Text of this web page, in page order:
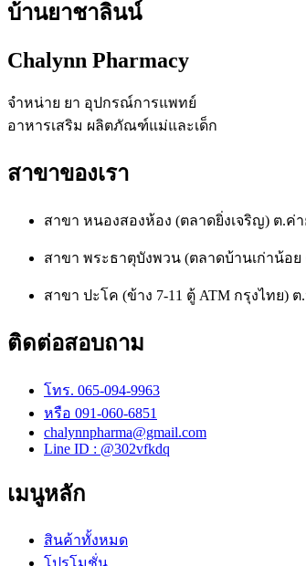
บ้านยาชาลินน์
Chalynn Pharmacy
จำหน่าย ยา อุปกรณ์การแพทย์
อาหารเสริม ผลิตภัณฑ์แม่และเด็ก
สาขาของเรา
สาขา หนองสองห้อง (ตลาดยิ่งเจริญ) ต.ค่
สาขา พระธาตุบังพวน (ตลาดบ้านเก่าน้อ
สาขา ปะโค (ข้าง 7-11 ตู้ ATM กรุงไทย)
ติดต่อสอบถาม
โทร. 065-094-9963
หรือ 091-060-6851
chalynnpharma@gmail.com
Line ID : @302vfkdq
เมนูหลัก
สินค้าทั้งหมด